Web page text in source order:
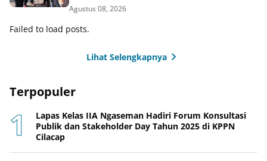
Agustus 08, 2026
Failed to load posts.
Lihat Selengkapnya
Terpopuler
Lapas Kelas IIA Ngaseman Hadiri Forum Konsultasi
Publik dan Stakeholder Day Tahun 2025 di KPPN
Cilacap